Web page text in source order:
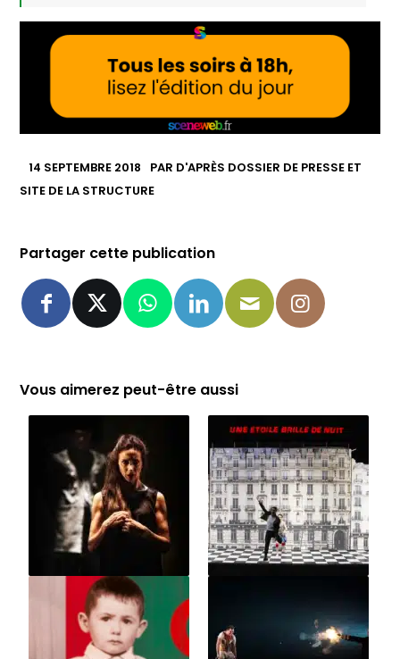
14 SEPTEMBRE 2018 PAR D'APRÈS DOSSIER DE PRESSE ET
SITE DE LA STRUCTURE
Partager cette publication
Vous aimerez peut-être aussi